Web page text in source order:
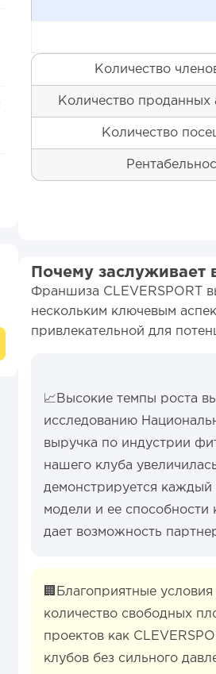
Количество
Количество проданных
Количество
Почему заслуживает
Франшиза CLEVERSPORT
нескольким ключевым
привлекательной для
📈Высокие темпы роста
исследованию
выручка по индустрии
нашего клуба
демонстрируется каждый
модели и ее способности
дает возможность
🏢Благоприятные
количество свободных
проектов как
клубов без сильного